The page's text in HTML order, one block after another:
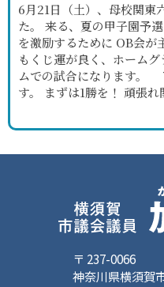
6月21日（土）、母校関東
た。 来る、夏の甲子園予
を激励するために OB会
もくじ運が良く、ホーム
ムでの試合になります。
す。 まずは1勝を！ 頑張れ
〒 237-0066
神奈川県横須賀